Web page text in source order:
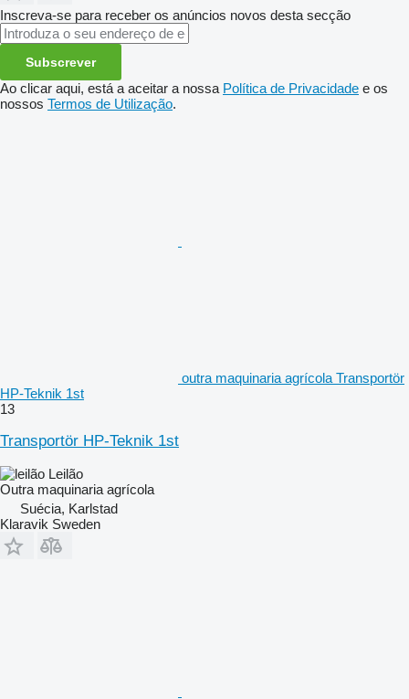
Inscreva-se para receber os anúncios novos desta secção
Subscrever
Ao clicar aqui, está a aceitar a nossa Política de Privacidade e os
nossos Termos de Utilização.
outra maquinaria agrícola Transportör
HP-Teknik 1st
13
Transportör HP-Teknik 1st
Leilão
Outra maquinaria agrícola
Suécia, Karlstad
Klaravik Sweden